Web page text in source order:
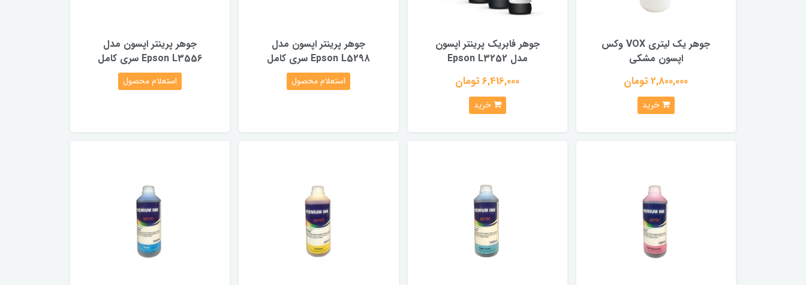
جوهر یک لیتری VOX وکس
اپسون مشکی
2,800,000 تومان
خرید
جوهر فابریک پرینتر اپسون
مدل Epson L3252
6,416,000 تومان
خرید
جوهر پرینتر اپسون مدل
Epson L5298 سری کامل
استعلام محصول
جوهر پرینتر اپسون مدل
Epson L3556 سری کامل
استعلام محصول